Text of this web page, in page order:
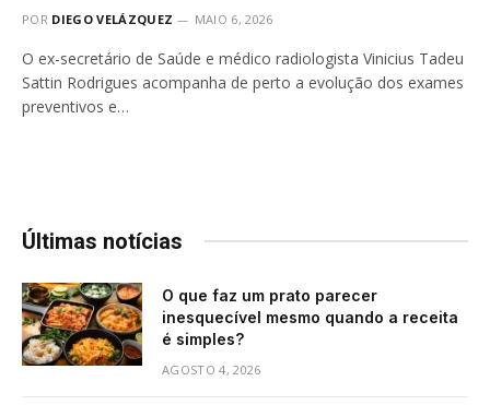
POR DIEGO VELÁZQUEZ MAIO 6, 2026
O ex-secretário de Saúde e médico radiologista Vinicius Tadeu
Sattin Rodrigues acompanha de perto a evolução dos exames
preventivos e…
Últimas notícias
O que faz um prato parecer
inesquecível mesmo quando a receita
é simples?
AGOSTO 4, 2026